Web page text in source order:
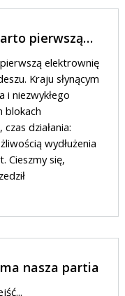
pierwszą…
elektrownię
Kraju słynącym
i niezwykłego
blokach
działania:
wydłużenia
Cieszmy się,
nasza partia